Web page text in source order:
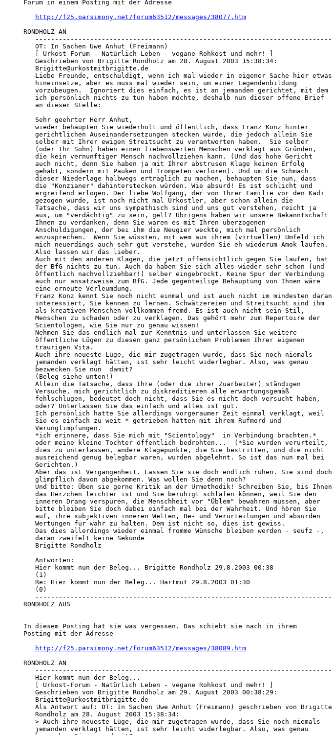
Forum in einem Posting mit der Adresse
http://f25.parsimony.net/forum63512/messages/38077.htm
RONDHOLZ AN
   ----------------------------------------------------------------------------
   OT: In Sachen Uwe Anhut (Freimann)
   [ Urkost-Forum - Natürlich Leben - vegane Rohkost und mehr! ]
   Geschrieben von Brigitte Rondholz am 28. August 2003 15:38:34:
   Brigitte@urkostmitbrigitte.de
   Liebe Freunde, entschuldigt, wenn ich mal wieder in eigener Sache hier etwas
   hineinsetze, aber es muss mal wieder sein, um einer Legendenbildung
   vorzubeugen.  Ignoriert dies einfach, es ist an jemanden gerichtet, mit dem
   ich persönlich nichts zu tun haben möchte, deshalb nun dieser offene Brief
   an dieser Stelle:
   Sehr geehrter Herr Anhut,
   wieder behaupten Sie wiederholt und öffentlich, dass Franz Konz hinter
   gerichtlichen Auseinandersetzungen stecken würde, die jedoch allein Sie
   selber mit Ihrer ewigen Streitsucht zu verantworten haben.  Sie selber
   (oder Ihr Sohn) haben einen liebenswerten Menschen verklagt aus Gründen,
   die kein vernünftiger Mensch nachvollziehen kann. (Und das hohe Gericht
   auch nicht, denn Sie haben ja mit Ihrer abstrusen Klage keinen Erfolg
   gehabt, sondern mit Pauken und Trompeten verloren). Und um die Schmach
   dieser Niederlage halbwegs erträglich zu machen, behaupten Sie nun, dass
   die "Konzianer" dahinterstecken würden. Wie absurd! Es ist schlicht und
   ergreifend erlogen. Der liebe Wolfgang, der von Ihrer Familie vor den Kadi
   gezogen wurde, ist noch nicht mal Urköstler, aber schon allein die
   Tatsache, dass wir uns sympathisch sind und uns gut verstehen, reicht ja
   aus, um "verdächtig" zu sein, gell? Übrigens haben wir unsere Bekanntschaft
   Ihnen zu verdanken, denn Sie waren es mit Ihren überzogenen
   Anschuldigungen, der bei ihm die Neugier weckte, mich mal persönlich
   anzusprechen.  Wenn Sie wüssten, mit wem aus ihrem (virtuellen) Umfeld ich
   mich neuerdings auch sehr gut verstehe, würden Sie eh wiederum Amok laufen.
   Also lassen wir das lieber.
   Auch mit den anderen Klagen, die jetzt offensichtlich gegen Sie laufen, hat
   der BfG nichts zu tun. Auch da haben Sie sich alles wieder sehr schön (und
   öffentlich nachvollziehbar!) selber eingebrockt. Keine Spur der Verbindung
   auch nur ansatzweise zum BfG. Jede gegenteilige Behauptung von Ihnen wäre
   eine erneute Verleumdung.
   Franz Konz kennt Sie noch nicht einmal und ist auch nicht im mindesten daran
   interessiert, Sie kennen zu lernen. Schwätzereien und Streitsucht sind ihm
   als kreativen Menschen vollkommen fremd. Es ist auch nicht sein Stil,
   Menschen zu schaden oder zu verklagen. Das gehört mehr zum Repertoire der
   Scientologen, wie Sie nur zu genau wissen!
   Nehmen Sie das endlich mal zur Kenntnis und unterlassen Sie weitere
   öffentliche Lügen zu diesen ganz persönlichen Problemen Ihrer eigenen
   traurigen Vita.
   Auch ihre neueste Lüge, die mir zugetragen wurde, dass Sie noch niemals
   jemanden verklagt hätten, ist sehr leicht widerlegbar. Also, was genau
   bezwecken Sie nun  damit?
   (Beleg siehe unten!)
   Allein die Tatsache, dass Ihre (oder die ihrer Zuarbeiter) ständigen
   Versuche, mich gerichtlich zu diskreditieren alle erwartungsgemäß
   fehlschlugen, bedeutet doch nicht, dass Sie es nicht doch versucht haben,
   oder? Unterlassen Sie das einfach und alles ist gut.
   Ich persönlich hatte Sie allerdings vorgeraumer Zeit einmal verklagt, weil
   Sie es einfach zu weit * getrieben hatten mit ihrem Rufmord und
   Verunglimpfungen.
   *ich erinnere, dass Sie mich mit "Scientology"  in Verbindung brachten.*
   oder meine kleine Tochter öffentlich bedrohten...  (*Sie wurden verurteilt,
   dies zu unterlassen, andere Klagepunkte, die Sie bestritten, und die nicht
   ausreichend genug belegbar waren, wurden abgelehnt. So ist das nun mal bei
   Gerichten.)
   Aber das ist Vergangenheit. Lassen Sie sie doch endlich ruhen. Sie sind doch
   glimpflich davon abgekommen. Was wollen Sie denn noch?
   Und bitte: Üben sie gerne Kritik an der Urmethodik! Schreiben Sie, bis Ihnen
   das Herzchen leichter ist und Sie beruhigt schlafen können, weil Sie den
   inneren Drang verspüren, die Menschheit vor "Üblem" bewahren müssen, aber
   bitte bleiben Sie doch dabei einfach mal bei der Wahrheit. Und hören Sie
   auf, ihre subjektiven inneren Welten, Be- und Verurteilungen und absurden
   Wertungen für wahr zu halten. Dem ist nicht so, dies ist gewiss.
   Das dies allerdings wieder einmal fromme Wünsche bleiben werden - seufz -,
   daran zweifelt keine Sekunde
   Brigitte Rondholz
   Antworten:
   Hier kommt nun der Beleg... Brigitte Rondholz 29.8.2003 00:38
   (1)
   Re: Hier kommt nun der Beleg... Hartmut 29.8.2003 01:30
   (0)
   ----------------------------------------------------------------------------
RONDHOLZ AUS
In diesem Posting hat sie was vergessen. Das schiebt sie nach in ihrem
Posting mit der Adresse
http://f25.parsimony.net/forum63512/messages/38089.htm
RONDHOLZ AN
   ----------------------------------------------------------------------------
   Hier kommt nun der Beleg...
   [ Urkost-Forum - Natürlich Leben - vegane Rohkost und mehr! ]
   Geschrieben von Brigitte Rondholz am 29. August 2003 00:38:29:
   Brigitte@urkostmitbrigitte.de
   Als Antwort auf: OT: In Sachen Uwe Anhut (Freimann) geschrieben von Brigitte
   Rondholz am 28. August 2003 15:38:34:
   > Auch ihre neueste Lüge, die mir zugetragen wurde, dass Sie noch niemals
   jemanden verklagt hätten, ist sehr leicht widerlegbar. Also, was genau